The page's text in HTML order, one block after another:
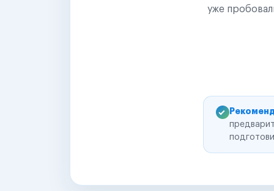
уже